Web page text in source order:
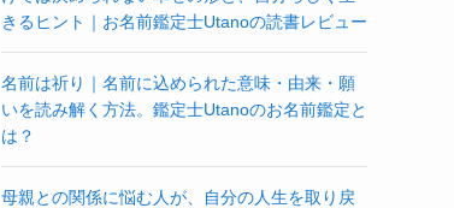
きるヒント｜お名前鑑定士Utanoの読書レビュー
名前は祈り｜名前に込められた意味・由来・願
いを読み解く方法。鑑定士Utanoのお名前鑑定と
は？
母親との関係に悩む人が、自分の人生を取り戻